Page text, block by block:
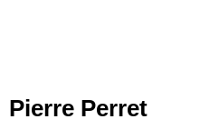
Pierre Perret